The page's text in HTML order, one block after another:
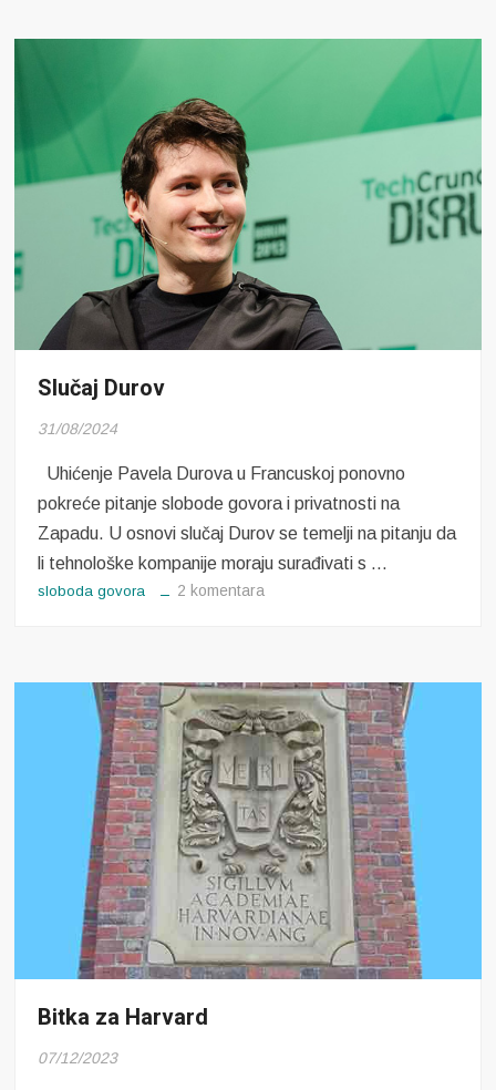
Slučaj Durov
31/08/2024
Uhićenje Pavela Durova u Francuskoj ponovno
pokreće pitanje slobode govora i privatnosti na
Zapadu. U osnovi slučaj Durov se temelji na pitanju da
li tehnološke kompanije moraju surađivati s …
sloboda govora 2 komentara
Bitka za Harvard
07/12/2023